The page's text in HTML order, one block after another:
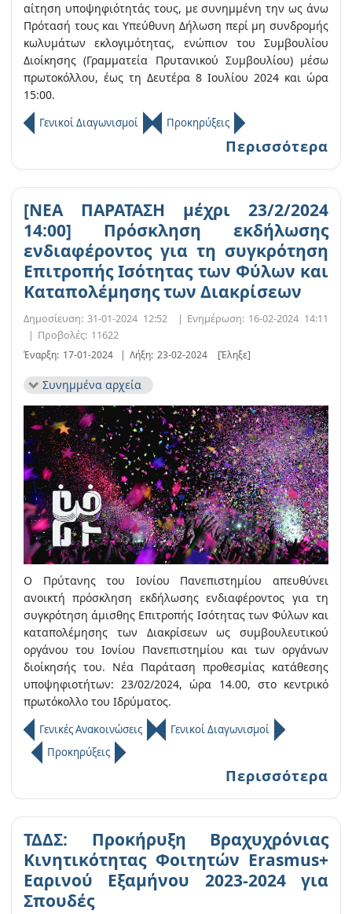
αίτηση υποψηφιότητάς τους, με συνημμένη την ως άνω
Πρότασή τους και Υπεύθυνη Δήλωση περί μη συνδρομής
κωλυμάτων εκλογιμότητας, ενώπιον του Συμβουλίου
Διοίκησης (Γραμματεία Πρυτανικού Συμβουλίου) μέσω
πρωτοκόλλου, έως τη Δευτέρα 8 Ιουλίου 2024 και ώρα
15:00.
Γενικοί Διαγωνισμοί Προκηρύξεις
Περισσότερα
[ΝΕΑ ΠΑΡΑΤΑΣΗ μέχρι 23/2/2024
14:00] Πρόσκληση εκδήλωσης
ενδιαφέροντος για τη συγκρότηση
Επιτροπής Ισότητας των Φύλων και
Καταπολέμησης των Διακρίσεων
Δημοσίευση: 31-01-2024 12:52 | Ενημέρωση: 16-02-2024 14:11
| Προβολές: 11622
Έναρξη: 17-01-2024 | Λήξη: 23-02-2024 [Έληξε]
Συνημμένα αρχεία
Ο Πρύτανης του Ιονίου Πανεπιστημίου απευθύνει
ανοικτή πρόσκληση εκδήλωσης ενδιαφέροντος για τη
συγκρότηση άμισθης Επιτροπής Ισότητας των Φύλων και
καταπολέμησης των Διακρίσεων ως συμβουλευτικού
οργάνου του Ιονίου Πανεπιστημίου και των οργάνων
διοίκησής του. Νέα Παράταση προθεσμίας κατάθεσης
υποψηφιοτήτων: 23/02/2024, ώρα 14.00, στο κεντρικό
πρωτόκολλο του Ιδρύματος.
Γενικές Ανακοινώσεις
Γενικοί Διαγωνισμοί
Προκηρύξεις
Περισσότερα
ΤΔΔΣ: Προκήρυξη Βραχυχρόνιας
Kινητικότητας Φοιτητών Erasmus+
Εαρινού Εξαμήνου 2023-2024 για
Σπουδές